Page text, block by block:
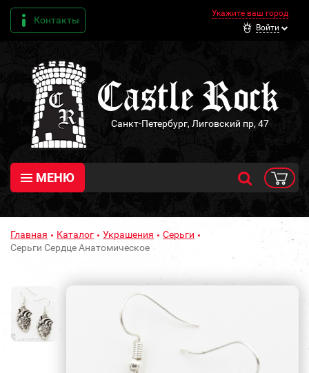
Контакты
Укажите ваш город
Войти
Санкт-Петербург, Лиговский пр, 47
МЕНЮ
Главная Каталог Украшения
Серьги
Серьги Сердце Анатомическое